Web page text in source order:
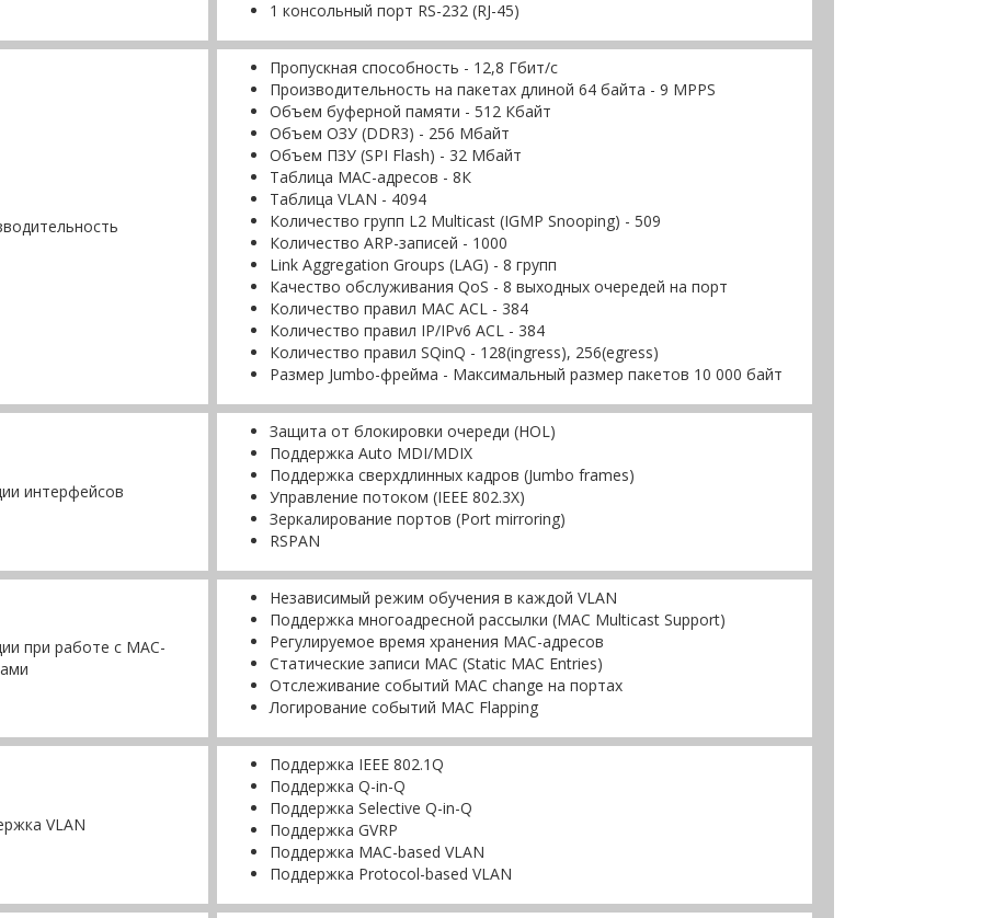
1 консольный порт RS-232 (RJ-45)
Пропускная способность - 12,8 Гбит/с
Производительность на пакетах длиной 64 байта - 9 MPPS
Объем буферной памяти - 512 Кбайт
Объем ОЗУ (DDR3) - 256 Мбайт
Объем ПЗУ (SPI Flash) - 32 Мбайт
Таблица MAC-адресов - 8К
Таблица VLAN - 4094
Количество групп L2 Multicast (IGMP Snooping) - 509
Количество ARP-записей - 1000
Link Aggregation Groups (LAG) - 8 групп
Качество обслуживания QoS - 8 выходных очередей на порт
Количество правил MAC ACL - 384
Количество правил IP/IPv6 ACL - 384
Количество правил SQinQ - 128(ingress), 256(egress)
Размер Jumbo-фрейма - Максимальный размер пакетов 10 000 байт
интерфейсов
Защита от блокировки очереди (HOL)
Поддержка Auto MDI/MDIX
Поддержка сверхдлинных кадров (Jumbo frames)
Управление потоком (IEEE 802.3X)
Зеркалирование портов (Port mirroring)
RSPAN
при работе с МAC-
Независимый режим обучения в каждой VLAN
Поддержка многоадресной рассылки (MAC Multicast Support)
Регулируемое время хранения MAC-адресов
Статические записи MAC (Static MAC Entries)
Отслеживание событий MAC change на портах
Логирование событий MAC Flapping
VLAN
Поддержка IEEE 802.1Q
Поддержка Q-in-Q
Поддержка Selective Q-in-Q
Поддержка GVRP
Поддержка MAC-based VLAN
Поддержка Protocol-based VLAN